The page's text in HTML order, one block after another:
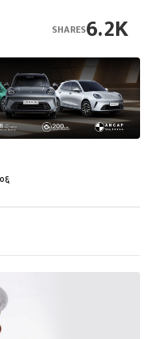
6.2K
SHARES